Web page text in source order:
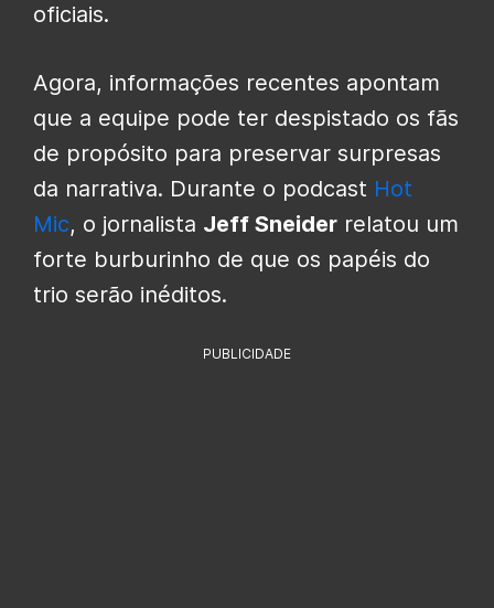
oficiais.
Agora, informações recentes apontam
que a equipe pode ter despistado os fãs
de propósito para preservar surpresas
da narrativa. Durante o podcast Hot
Mic, o jornalista Jeff Sneider relatou um
forte burburinho de que os papéis do
trio serão inéditos.
PUBLICIDADE